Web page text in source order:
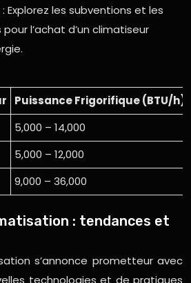
Explorez les subventions et les
l’achat d’un climatiseur
Puissance Frigorifique (BTU/h)
5,000 – 14,000
5,000 – 12,000
9,000 – 36,000
: tendances et
s’annonce prometteur avec
technologies et de pratiques